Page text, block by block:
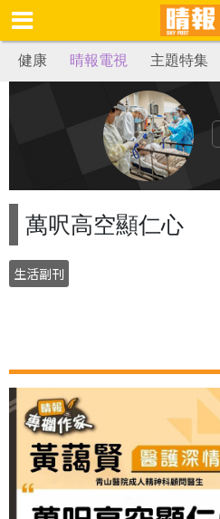
健康 晴報電視 主題特集
萬呎高空顯仁心
生活副刊